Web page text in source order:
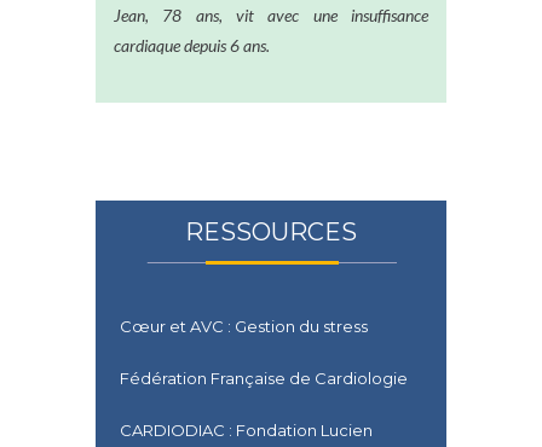
Jean, 78 ans, vit avec une insuffisance
cardiaque depuis 6 ans.
RESSOURCES
Cœur et AVC : Gestion du stress
Fédération Française de Cardiologie
CARDIODIAC : Fondation Lucien